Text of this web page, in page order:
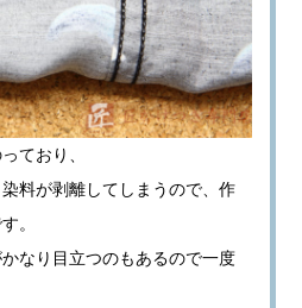
ており、
料が剥離してしまうので、作
。
なり目立つのもあるので一度